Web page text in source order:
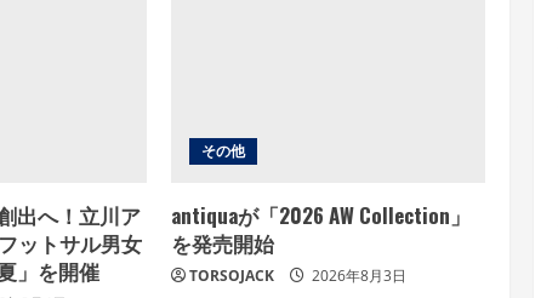
出へ！立川ア
ットサル男女
」を開催
その他
antiquaが「2026 AW Collection」
を発売開始
TORSOJACK 2026年8月3日